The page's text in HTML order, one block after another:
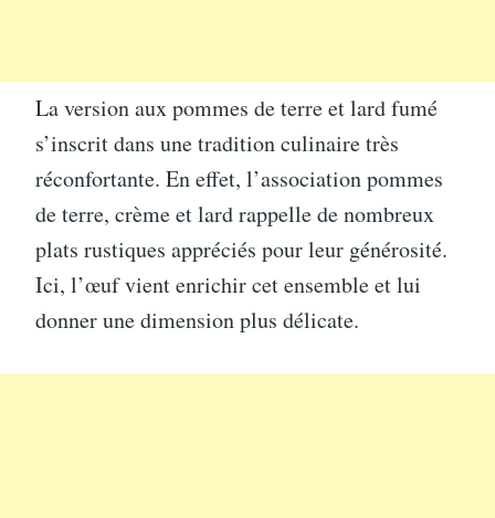
La version aux pommes de terre et lard fumé
s’inscrit dans une tradition culinaire très
réconfortante. En effet, l’association pommes
de terre, crème et lard rappelle de nombreux
plats rustiques appréciés pour leur générosité.
Ici, l’œuf vient enrichir cet ensemble et lui
donner une dimension plus délicate.